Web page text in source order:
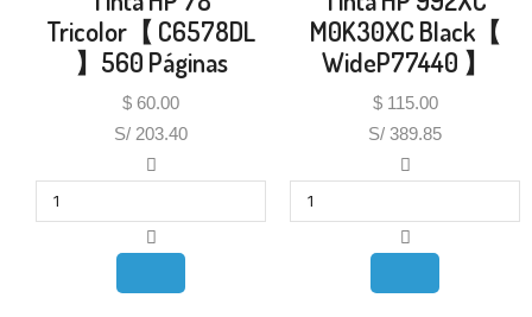
Tricolor【 C6578DL
】560 Páginas
$ 60.00
S/ 203.40
M0K30XC Black【
WideP77440 】
$115.00
S/ 389.85